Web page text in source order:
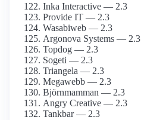
Inka Interactive — 2.3
Provide IT — 2.3
Wasabiweb — 2.3
Argonova Systems — 2.3
Topdog — 2.3
Sogeti — 2.3
Triangela — 2.3
Megawebb — 2.3
Björnmamman — 2.3
Angry Creative — 2.3
Tankbar — 2.3